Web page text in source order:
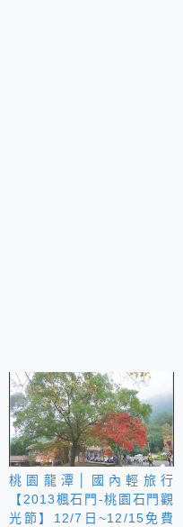
桃園龍潭│國內輕旅行
【2013楓石門-桃園石門觀
光節】12/7日~12/15免費